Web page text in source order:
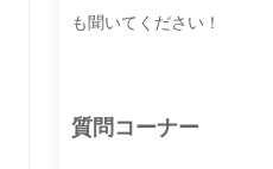
も聞いてください！
質問コーナー